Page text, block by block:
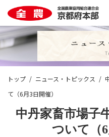
トップ ニュース・トピックス
て（6月3日開催）
中丹家畜市場
ついて（6